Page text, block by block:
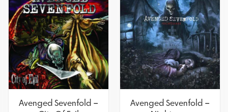
Avenged Sevenfold –
Avenged Sevenfold –